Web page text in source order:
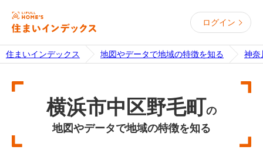
ログイン
住まいインデックス 地図やデータで地域の特徴を知る 神奈
横浜市中区野毛町の
地図やデータで地域の特徴を知る